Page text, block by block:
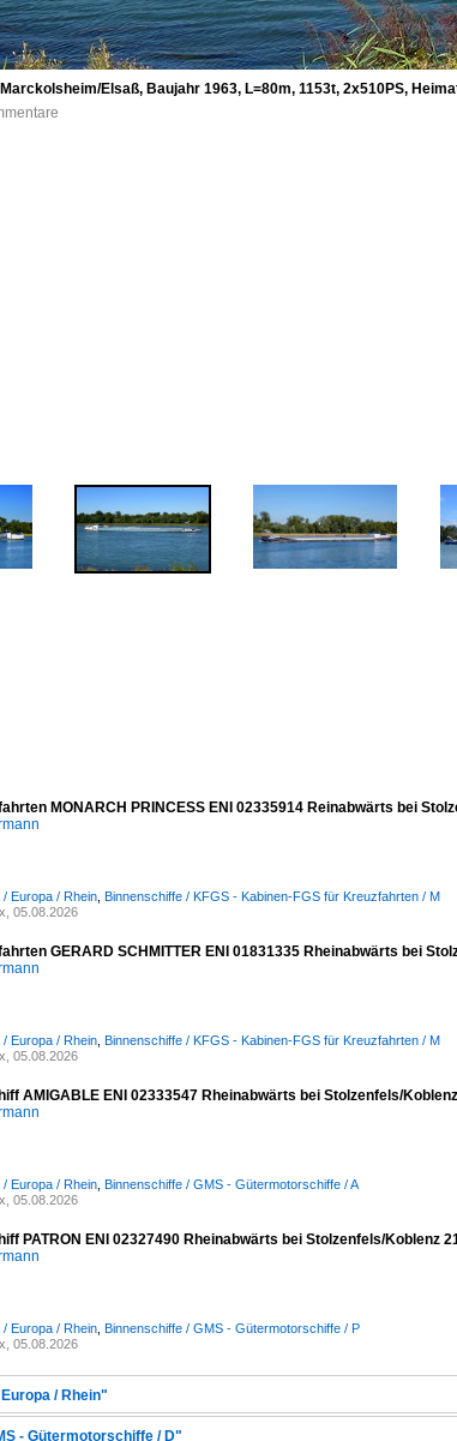
Elsaß, Baujahr 1963, L=80m, 1153t, 2x510PS,
MONARCH PRINCESS ENI 02335914 Reinabwärts bei
Europa / Rhein Binnenschiffe / KFGS - Kabinen-FGS für Kreuzfahrten / M
05.08.2026
GERARD SCHMITTER ENI 01831335 Rheinabwärts bei
Europa / Rhein Binnenschiffe / KFGS - Kabinen-FGS für Kreuzfahrten / M
05.08.2026
AMIGABLE ENI 02333547 Rheinabwärts bei Stolzenfels/
Europa / Rhein Binnenschiffe / GMS - Gütermotorschiffe / A
05.08.2026
PATRON ENI 02327490 Rheinabwärts bei Stolzenfels/Koblenz
Europa / Rhein Binnenschiffe / GMS - Gütermotorschiffe / P
05.08.2026
/ Rhein"
- Gütermotorschiffe / D"